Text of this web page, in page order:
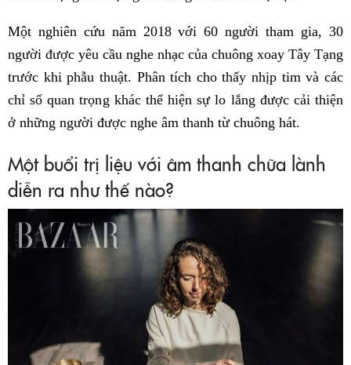
Một nghiên cứu năm 2018 với 60 người tham gia, 30
người được yêu cầu nghe nhạc của chuông xoay Tây Tạng
trước khi phẫu thuật. Phân tích cho thấy nhịp tim và các
chỉ số quan trọng khác thể hiện sự lo lắng được cải thiện
ở những người được nghe âm thanh từ chuông hát.
Một buổi trị liệu với âm thanh chữa lành
diễn ra như thế nào?